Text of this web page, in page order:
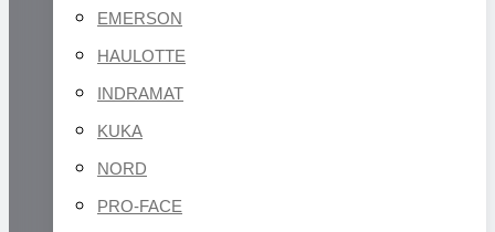
EMERSON
HAULOTTE
INDRAMAT
KUKA
NORD
PRO-FACE